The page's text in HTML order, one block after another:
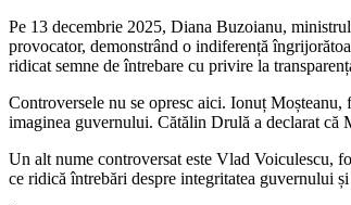
Pe 13 decembrie 2025, Diana Buzoianu,
provocator, demonstrând o indiferență
ridicat semne de întrebare cu privire la
Controversele nu se opresc aici. Ionuț
imaginea guvernului. Cătălin Drulă a declarat că
Un alt nume controversat este Vlad Voiculescu,
ce ridică întrebări despre integritatea guvernului